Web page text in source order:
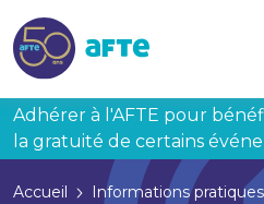
Adhérer à l'AFTE pour
la gratuité de certains
Accueil Informations pratiques